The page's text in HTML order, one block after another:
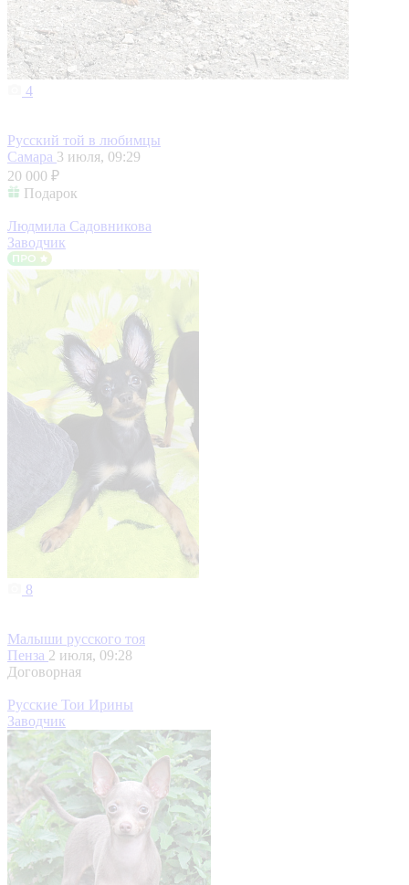
4
Русский той в любимцы
Самара 3 июля, 09:29
20 000 ₽
Подарок
Людмила Садовникова
Заводчик
8
Малыши русского тоя
Пенза 2 июля, 09:28
Договорная
Русские Тои Ирины
Заводчик